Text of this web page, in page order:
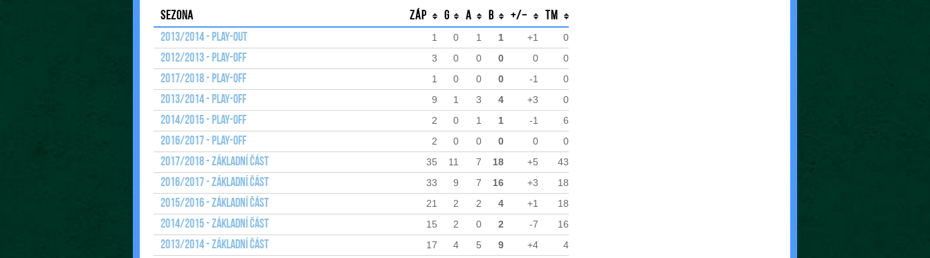
Sezona Záp G A B +/−
TM
2013/2014 - Play-out
1 0 1 1 +1 0
2012/2013 - Play-off 3 0 0 0 0 0
2017/2018 - Play-off 1 0 0 0 -1 0
2013/2014 - Play-off 9 1 3 4 +3 0
2014/2015 - Play-off 2 0 1 1 -1 6
2016/2017 - Play-off 2 0 0 0 0 0
2017/2018 - Základní část 35 11 7 18 +5 43
2016/2017 - Základní část 33 9 7 16 +3 18
2015/2016 - Základní část 21 2 2 4 +1 18
2014/2015 - Základní část 15 2 0 2 -7 16
2013/2014 - Základní část 17 4 5 9 +4 4